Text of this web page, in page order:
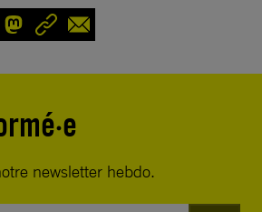
newsletter hebdo.